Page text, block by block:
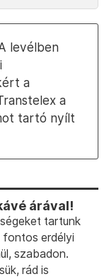
levélben
a
a
tartó nyílt
árával!
tartunk
fontos erdélyi
szabadon.
rád is